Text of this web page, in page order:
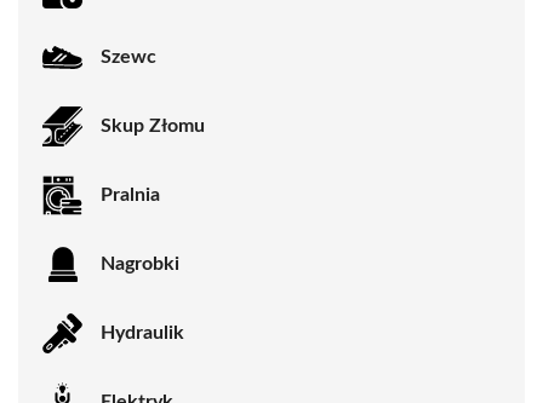
Szewc
Skup Złomu
Pralnia
Nagrobki
Hydraulik